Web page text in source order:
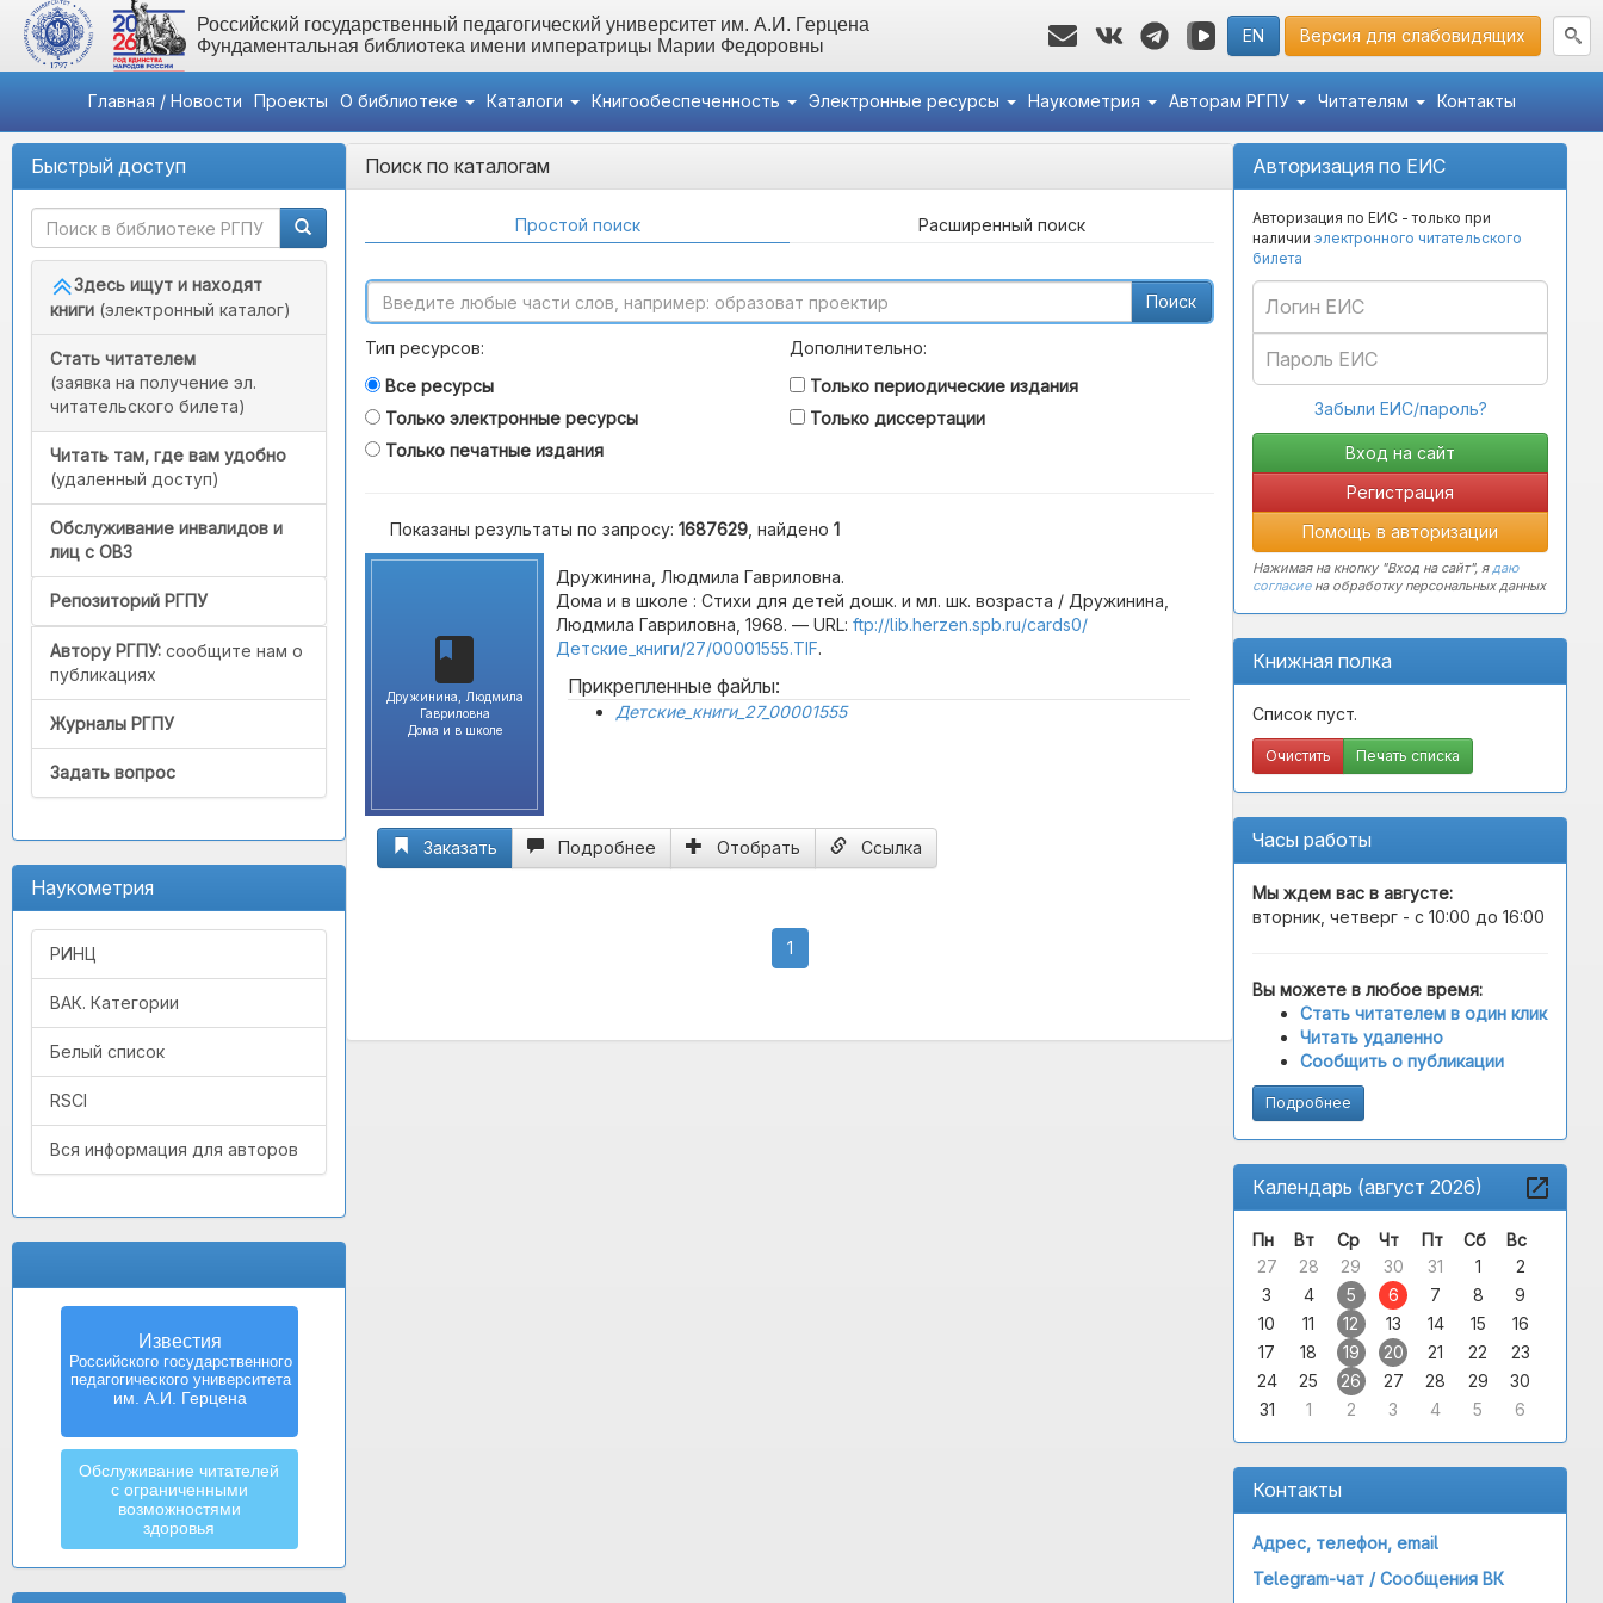
Российский государственный педагогический университет им. А.И. Герцена
Фундаментальная библиотека имени императрицы Марии Федоровны
EN Версия для слабовидящих
Главная / Новости Проекты О библиотеке Каталоги Книгообеспеченность Электронные ресурсы Наукометрия Авторам РГПУ Читателям Контакты
Быстрый доступ
Здесь ищут и находят
книги (электронный каталог)
Стать читателем
(заявка на получение эл.
читательского билета)
Читать там, где вам удобно
(удаленный доступ)
Обслуживание инвалидов и
лиц с ОВЗ
Репозиторий РГПУ
Автору РГПУ: сообщите нам о
публикациях
Журналы РГПУ
Задать вопрос
Наукометрия
РИНЦ
ВАК. Категории
Белый список
RSCI
Вся информация для авторов
Известия
Российского государственного
педагогического университета
им. А.И. Герцена
Обслуживание читателей
с ограниченными
возможностями
здоровья
Авторизация по ЕИС
Авторизация по ЕИС - только при
наличии электронного читательского
билета
Забыли ЕИС/пароль?
Регистрация
Помощь в авторизации
Нажимая на кнопку "Вход на сайт", ядаю
согласиена обработку персональных данных
Книжная полка
Список пуст.
Очистить Печать списка
Часы работы
Мы ждем вас в августе:
вторник, четверг - с 10:00 до 16:00
Вы можете в любое время:
Стать читателем в один клик
Читать удаленно
Сообщить о публикации
Подробнее
Календарь (август 2026)
Пн Вт Ср Чт Пт Сб
Вс
27
28 29 30 31 1
2
3
4 5 6 7 8
9
10
11 12 13 14 15
16
17
18 19 20 21 22
23
24
25 26 27 28 29
30
31
1 2 3 4 5 6
Контакты
Адрес, телефон, email
Telegram-чат /Сообщения ВК
Поиск по каталогам
Простой поиск Расширенный поиск
Поиск
Тип ресурсов:
Все ресурсы
Только электронные ресурсы
Только печатные издания
Дополнительно:
Только периодические издания
Только диссертации
Показаны результаты по запросу: 1687629 , найдено 1
Дружинина, Людмила
Гавриловна
Дома и в школе
Дружинина, Людмила Гавриловна.
Дома и в школе : Стихи для детей дошк. и мл. шк. возраста / Дружинина,
Людмила Гавриловна, 1968. — URL: ftp://lib.herzen.spb.ru/cards0/
Детские_книги/27/00001555.TIF.
Прикрепленные файлы:
Детские_книги_27_00001555
Заказать Подробнее Отобрать Ссылка
1(current)